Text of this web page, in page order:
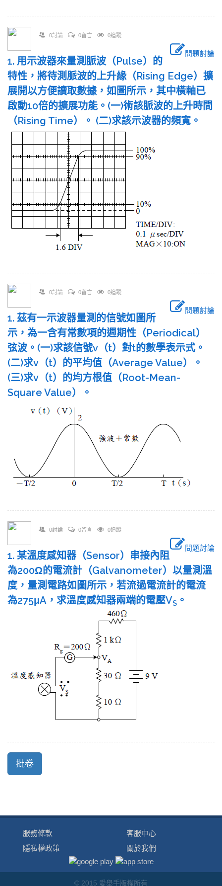
0討論 0留言 0追蹤
問題討論
1. 用示波器來量測脈波（Pulse）的
特性，將待測脈波的上升緣（Rising Edge）擴
展開以方便讀取數據，如圖所示，其中橫軸已
啟動10倍的擴展功能。(一)術該脈波的上升時間
（Rising Time）。 (二)求該示波器的頻寬。
0討論 0留言 0追蹤
問題討論
1. 茲有一示波器量測的信號如圖所
示，為一含有常數項的週期性（Periodical）
弦波。(一)求該信號v（t）對t的數學表示式。
(二)求v（t）的平均值（Average Value）。
(三)求v（t）的均方根值（Root-Mean-
Square Value）。
0討論 0留言 0追蹤
問題討論
1. 某溫度感知器（Sensor）串接內阻
為200Ω的電流計（Galvanometer）以量測溫
度，量測電路如圖所示，若流過電流計的電流
為275μA，求溫度感知器兩端的電壓VS 。
服務條款
隱私權政策
客服中心
關於我們
© 2015 愛舉手版權所有